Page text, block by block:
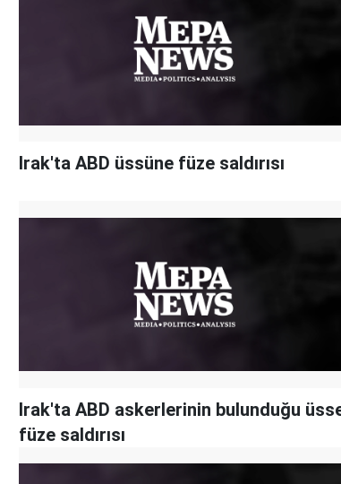
Irak'ta ABD üssüne füze saldırısı
Irak'ta ABD askerlerinin bulunduğu
füze saldırısı